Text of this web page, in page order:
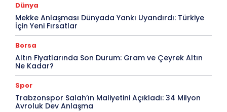
Dünya
Mekke Anlaşması Dünyada Yankı Uyandırdı: Türkiye
İçin Yeni Fırsatlar
Borsa
Altın Fiyatlarında Son Durum: Gram ve Çeyrek Altın
Ne Kadar?
Spor
Trabzonspor Salah’ın Maliyetini Açıkladı: 34 Milyon
Avroluk Dev Anlaşma